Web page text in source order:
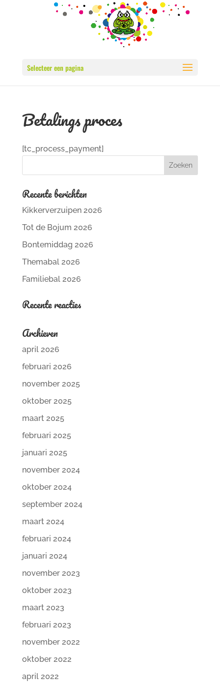
Selecteer een pagina
Betalings proces
[tc_process_payment]
Recente berichten
Kikkerverzuipen 2026
Tot de Bojum 2026
Bontemiddag 2026
Themabal 2026
Familiebal 2026
Recente reacties
Archieven
april 2026
februari 2026
november 2025
oktober 2025
maart 2025
februari 2025
januari 2025
november 2024
oktober 2024
september 2024
maart 2024
februari 2024
januari 2024
november 2023
oktober 2023
maart 2023
februari 2023
november 2022
oktober 2022
april 2022